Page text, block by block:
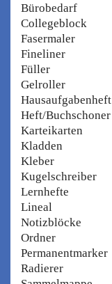
Bürobedarf
Collegeblock
Fasermaler
Fineliner
Füller
Gelroller
Hausaufgabenheft
Heft/Buchschoner
Karteikarten
Kladden
Kleber
Kugelschreiber
Lernhefte
Lineal
Notizblöcke
Ordner
Permanentmarker
Radierer